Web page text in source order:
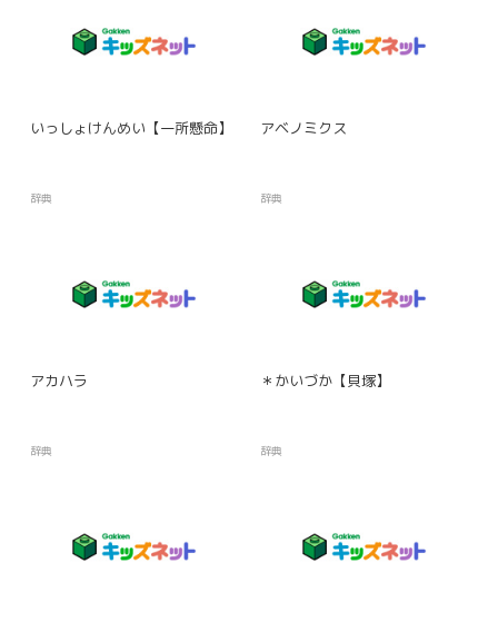
いっしょけんめい【一所懸命】
辞典
アベノミクス
辞典
アカハラ
辞典
＊かいづか【貝塚】
辞典